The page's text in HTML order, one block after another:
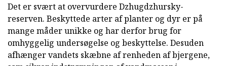
Det er svært at overvurdere Dzhugdzhursky-
reserven. Beskyttede arter af planter og dyr er på
mange måder unikke og har derfor brug for
omhyggelig undersøgelse og beskyttelse. Desuden
afhænger vandets skæbne af renheden af bjergene,